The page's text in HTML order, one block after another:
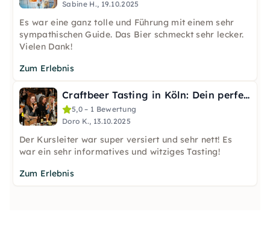
Sabine H., 19.10.2025
Es war eine ganz tolle und Führung mit einem sehr
sympathischen Guide. Das Bier schmeckt sehr lecker.
Vielen Dank!
Zum Erlebnis
Craftbeer Tasting in Köln: Dein perfekter JGA
5,0 – 1 Bewertung
Doro K., 13.10.2025
Der Kursleiter war super versiert und sehr nett! Es
war ein sehr informatives und witziges Tasting!
Zum Erlebnis